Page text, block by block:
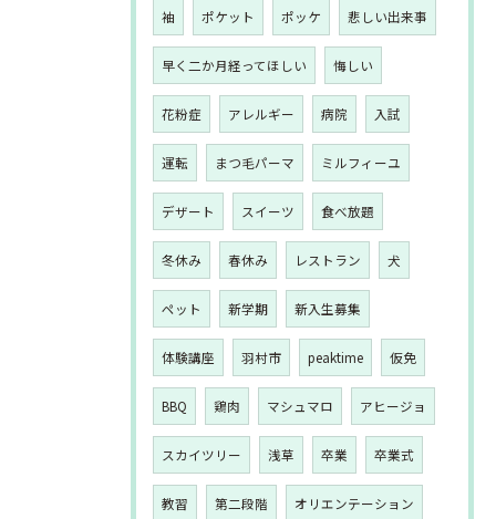
袖 ポケット ポッケ 悲しい出来事
早く二か月経ってほしい 悔しい
花粉症 アレルギー 病院 入試
運転 まつ毛パーマ ミルフィーユ
デザート スイーツ 食べ放題
冬休み 春休み レストラン 犬
ペット 新学期 新入生募集
体験講座 羽村市 peaktime 仮免
BBQ 鶏肉 マシュマロ アヒージョ
スカイツリー 浅草 卒業 卒業式
教習 第二段階 オリエンテーション